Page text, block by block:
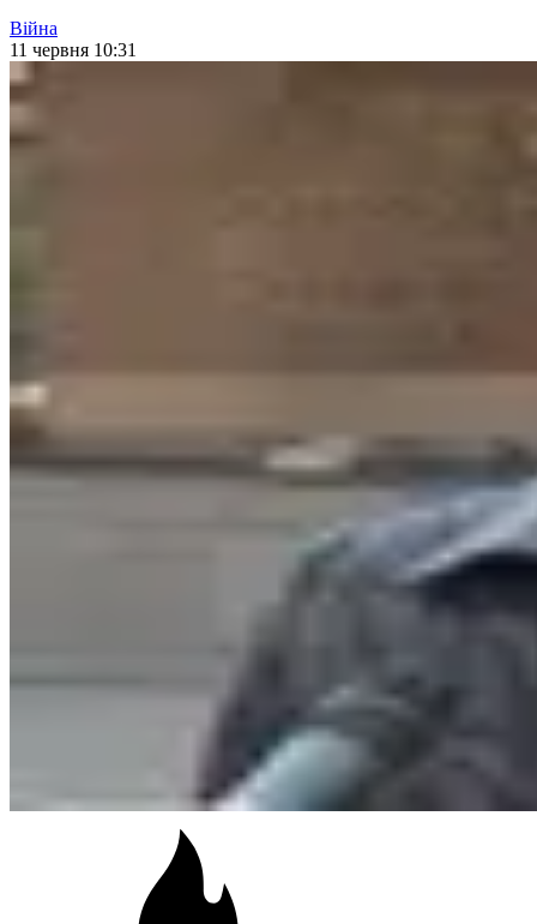
Війна
11 червня 10:31